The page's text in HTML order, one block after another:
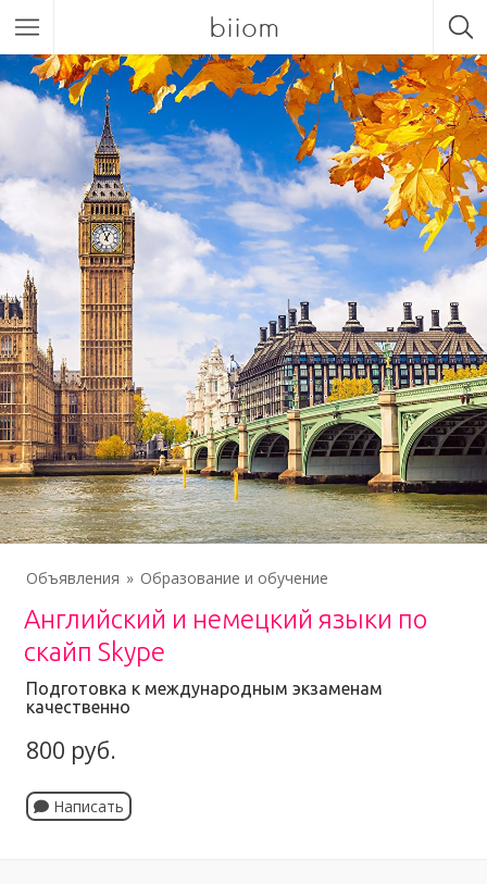
biiom
Объявления Образование и обучение
Английский и немецкий языки по
скайп Skype
Подготовка к международным экзаменам
качественно
800 руб.
Написать